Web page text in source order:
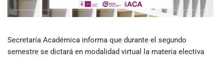
Secretaría Académica informa que durante el segundo
semestre se dictará en modalidad virtual la materia electiva